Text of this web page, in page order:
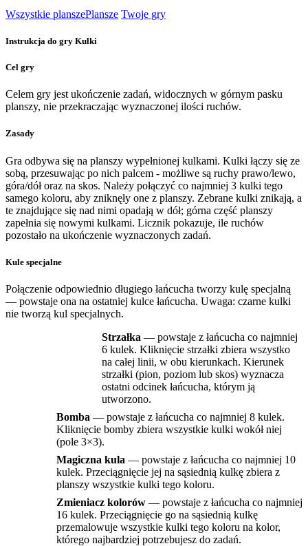
Wszystkie planszePlansze Twoje gry
Instrukcja do gry Kulki
Cel gry
Celem gry jest ukończenie zadań, widocznych w górnym pasku
planszy, nie przekraczając wyznaczonej ilości ruchów.
Zasady
Gra odbywa się na planszy wypełnionej kulkami. Kulki łączy się ze
sobą, przesuwając po nich palcem - możliwe są ruchy prawo/lewo,
góra/dół oraz na skos. Należy połączyć co najmniej 3 kulki tego
samego koloru, aby zniknęły one z planszy. Zebrane kulki znikają, a
te znajdujące się nad nimi opadają w dół; górna część planszy
zapełnia się nowymi kulkami. Licznik pokazuje, ile ruchów
pozostało na ukończenie wyznaczonych zadań.
Kule specjalne
Połączenie odpowiednio długiego łańcucha tworzy kulę specjalną
— powstaje ona na ostatniej kulce łańcucha. Uwaga: czarne kulki
nie tworzą kul specjalnych.
Strzałka — powstaje z łańcucha co najmniej
6 kulek. Kliknięcie strzałki zbiera wszystko
na całej linii, w obu kierunkach. Kierunek
strzałki (pion, poziom lub skos) wyznacza
ostatni odcinek łańcucha, którym ją
utworzono.
Bomba — powstaje z łańcucha co najmniej 8 kulek.
Kliknięcie bomby zbiera wszystkie kulki wokół niej
(pole 3×3).
Magiczna kula — powstaje z łańcucha co najmniej 10
kulek. Przeciągnięcie jej na sąsiednią kulkę zbiera z
planszy wszystkie kulki tego koloru.
Zmieniacz kolorów — powstaje z łańcucha co najmniej
16 kulek. Przeciągnięcie go na sąsiednią kulkę
przemalowuje wszystkie kulki tego koloru na kolor,
którego najbardziej potrzebujesz do zadań.